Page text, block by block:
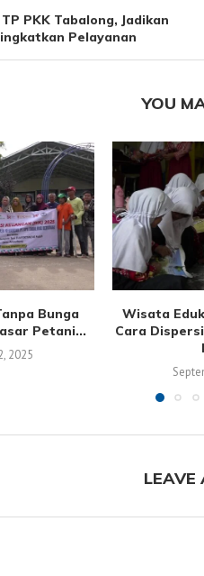
PKK Tabalong, Jadikan
Pelayanan
YOU
Bunga
Petani...
2025
Wisata
Cara
LEAVE